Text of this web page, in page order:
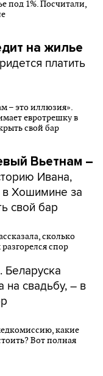
на жилье
платить
Вьетнам –
Ивана,
Хошимине за
свой бар
. Беларуска
на свадьбу, – в